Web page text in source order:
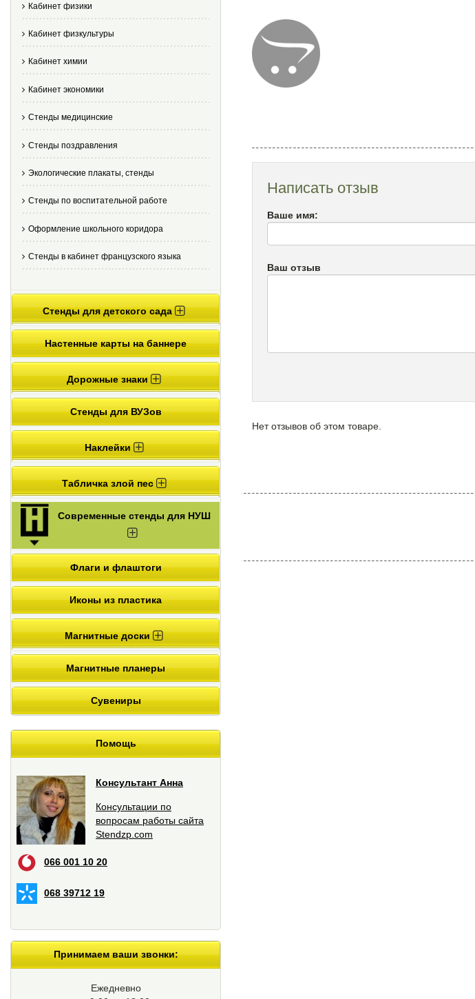
Кабинет физики
Кабинет физкультуры
Кабинет химии
Кабинет экономики
Стенды медицинские
Стенды поздравления
Экологические плакаты, стенды
Стенды по воспитательной работе
Оформление школьного коридора
Стенды в кабинет французского языка
Стенды для детского сада
Настенные карты на баннере
Дорожные знаки
Стенды для ВУЗов
Наклейки
Табличка злой пес
Современные стенды для НУШ
Флаги и флаштоги
Иконы из пластика
Магнитные доски
Магнитные планеры
Сувениры
Помощь
Консультант Анна
Консультации по
вопросам работы сайта
Stendzp.com
066 001 10 20
068 39712 19
Принимаем ваши звонки:
Ежедневно
Написать отзыв
Ваше имя:
Ваш отзыв
Нет отзывов об этом товаре.